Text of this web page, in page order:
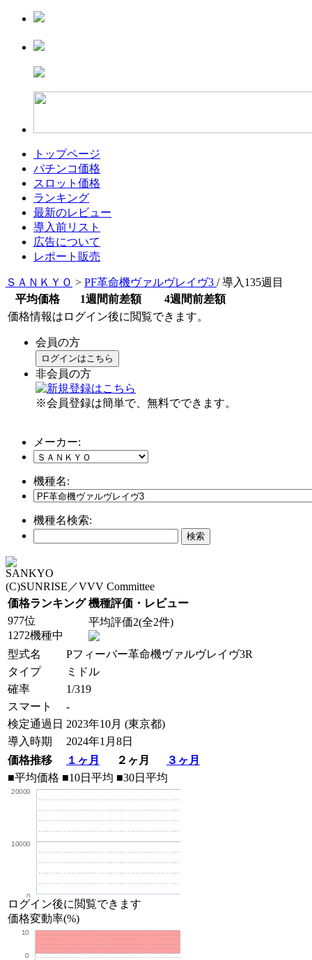
トップページ
パチンコ価格
スロット価格
ランキング
最新のレビュー
導入前リスト
広告について
レポート販売
ＳＡＮＫＹＯ > PF革命機ヴァルヴレイヴ3 / 導入135週目
平均価格
1週間前差額
4週間前差額
価格情報はログイン後に閲覧できます。
会員の方
ログインはこちら
非会員の方
※会員登録は簡単で、無料でできます。
メーカー:
機種名:
機種名検索:
SANKYO
(C)SUNRISE／VVV Committee
価格ランキング 機種評価・レビュー
977位
1272機種中
平均評価2(全2件)
型式名
Pフィーバー革命機ヴァルヴレイヴ3R
タイプ
ミドル
確率
1/319
スマート
-
検定通過日 2023年10月 (東京都)
導入時期
2024年1月8日
価格推移
１ヶ月 ２ヶ月
３ヶ月
■平均価格 ■10日平均 ■30日平均
0
10000
20000
ログイン後に閲覧できます
価格変動率(%)
0
10